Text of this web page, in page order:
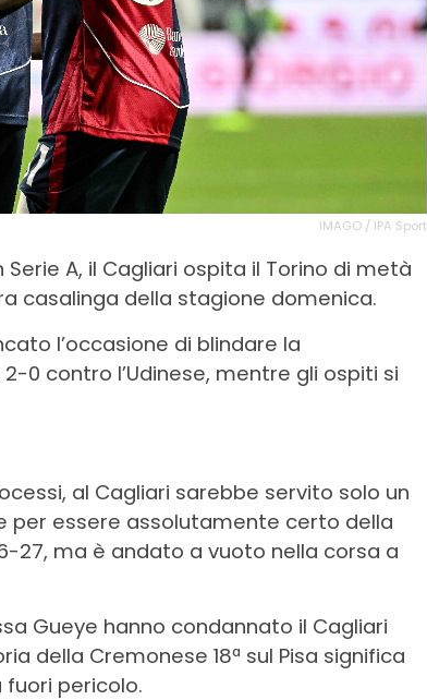
IMAGO / IPA Sport
A, il Cagliari ospita il Torino di metà
casalinga della stagione domenica.
l’occasione di blindare la
0 contro l’Udinese, mentre gli ospiti si
al Cagliari sarebbe servito solo un
per essere assolutamente certo della
27, ma è andato a vuoto nella corsa a
Gueye hanno condannato il Cagliari
della Cremonese 18ª sul Pisa significa
fuori pericolo.